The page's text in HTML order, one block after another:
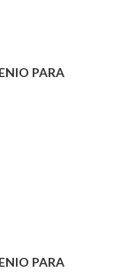
PARA
PARA